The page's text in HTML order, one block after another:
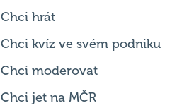
Chci hrát
Chci kvíz ve svém podniku
Chci moderovat
Chci jet na MČR